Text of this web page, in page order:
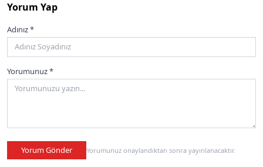
Yorum Yap
Adınız *
Yorumunuz *
Yorum Gönder Yorumunuz onaylandıktan sonra yayınlanacaktır.